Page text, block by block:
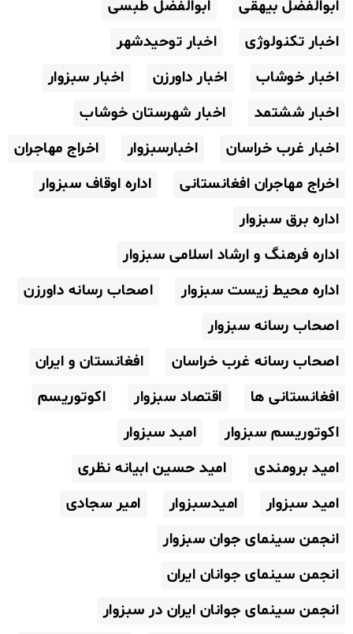
ابوالفضل بیهقی
ابوالفضل طبسی
اخبار تکنولوژی
اخبار توحیدشهر
اخبار خوشاب
اخبار داورزن
اخبار سبزوار
اخبار ششتمد
اخبار شهرستان خوشاب
اخبار غرب خراسان
اخبارسبزوار
اخراج مهاجران
اخراج مهاجران افغانستانی
اداره اوقاف سبزوار
اداره برق سبزوار
اداره فرهنگ و ارشاد اسلامی سبزوار
اداره محیط زیست سبزوار
اصحاب رسانه داورزن
اصحاب رسانه سبزوار
اصحاب رسانه غرب خراسان
افغانستان و ایران
افغانستانی ها
اقتصاد سبزوار
اکوتوریسم
اکوتوریسم سبزوار
امبد سبزوار
امید برومندی
امید حسین ابیانه نظری
امید سبزوار
امیدسبزوار
امیر سجادی
انجمن سینمای جوان سبزوار
انجمن سینمای جوانان ایران
انجمن سینمای جوانان ایران در سبزوار